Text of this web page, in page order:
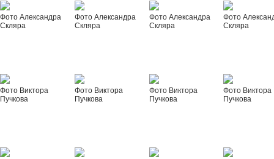
Фото Александра
Скляра
Фото Александра
Скляра
Фото Александра
Скляра
Фото
Скляра
Фото Виктора
Пучкова
Фото Виктора
Пучкова
Фото Виктора
Пучкова
Фото Виктора
Пучкова